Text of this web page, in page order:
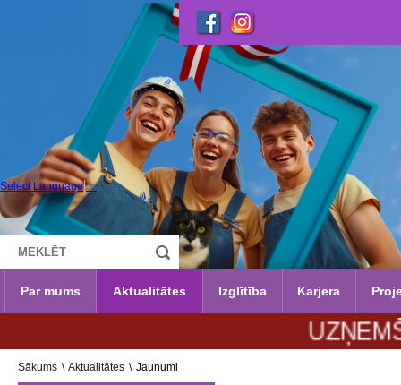
Select Language ▼
Par mums Aktualitātes Izglītība Karjera
Sākums \ Aktualitātes \ Jaunumi